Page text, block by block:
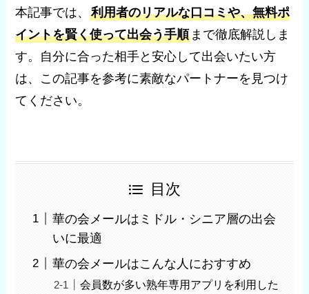
本記事では、利用者のリアルな口コミや、無料ポ
イントを賢く使って出会う手順 まで徹底解説しま
す。自分に合った相手と安心して出会いたい方
は、この記事を参考に素敵なパートナーを見つけ
てください。
目次
華の会メールはミドル・シニア層の出会
いに最適
華の会メールはこんな人におすすめ
会員数が多い熟年専用アプリを利用した